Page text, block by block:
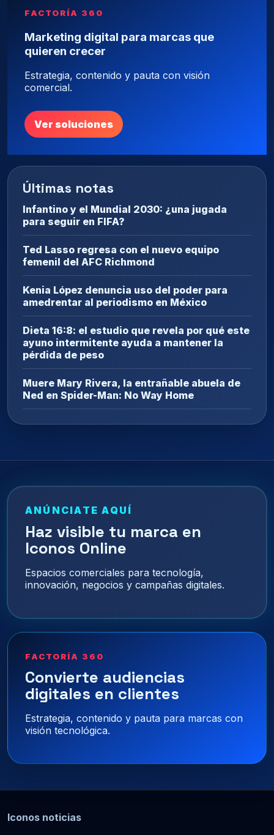
FACTORÍA 360
Marketing digital para marcas que
quieren crecer
Estrategia, contenido y pauta con visión
comercial.
Ver soluciones
Últimas notas
Infantino y el Mundial 2030: ¿una jugada
para seguir en FIFA?
Ted Lasso regresa con el nuevo equipo
femenil del AFC Richmond
Kenia López denuncia uso del poder para
amedrentar al periodismo en México
Dieta 16:8: el estudio que revela por qué este
ayuno intermitente ayuda a mantener la
pérdida de peso
Muere Mary Rivera, la entrañable abuela de
Ned en Spider-Man: No Way Home
ANÚNCIATE AQUÍ
Haz visible tu marca en
Iconos Online
Espacios comerciales para tecnología,
innovación, negocios y campañas digitales.
FACTORÍA 360
Convierte audiencias
digitales en clientes
Estrategia, contenido y pauta para marcas con
visión tecnológica.
Iconos noticias